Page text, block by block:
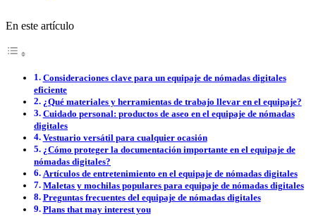
En este artículo
Consideraciones clave para un equipaje de nómadas digitales
eficiente
¿Qué materiales y herramientas de trabajo llevar en el equipaje?
Cuidado personal: productos de aseo en el equipaje de nómadas
digitales
Vestuario versátil para cualquier ocasión
¿Cómo proteger la documentación importante en el equipaje de
nómadas digitales?
Artículos de entretenimiento en el equipaje de nómadas digitales
Maletas y mochilas populares para equipaje de nómadas digitales
Preguntas frecuentes del equipaje de nómadas digitales
Plans that may interest you